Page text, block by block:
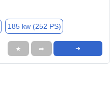
185 kw (252 PS)
★ ➦ ➜